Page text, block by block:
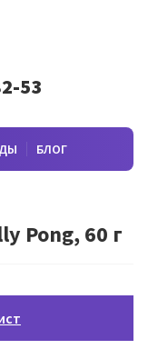
53
БЛОГ
Pong, 60 г